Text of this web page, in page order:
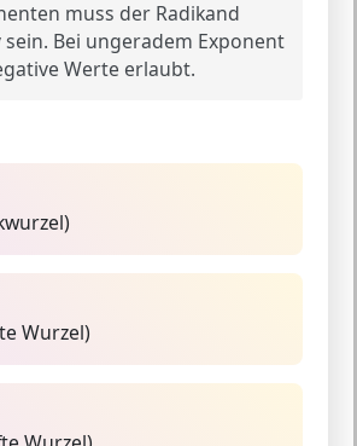
muss der Radikand
Bei ungeradem Exponent
Werte erlaubt.
Wurzel)